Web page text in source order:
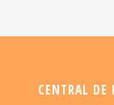
CENTRAL DE